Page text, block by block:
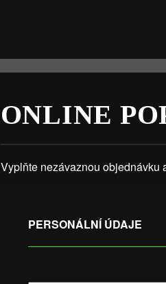
ONLINE
Vyplňte nezávaznou objednávku
PERSONÁLNÍ ÚDAJE